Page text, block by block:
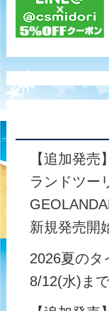
【追加発
ランドツー
新規発売開
2026夏のタ
8/12(水)ま